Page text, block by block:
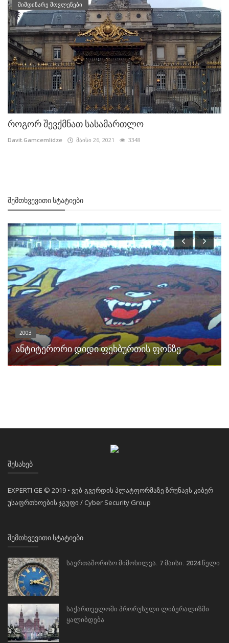
მიმდინარე მოვლენები
როგორ შევქმნათ სასამართლო
Davit.Gamcemlidze მაისი 26, 2021 3348
ᲨᲔᲛᲗᲮᲕᲔᲕᲘᲗᲘ ᲡᲢᲐᲢᲘᲔᲑᲘ
2003
ანტიტერორი დიდი ფეხბურთის ფონზე
ᲨᲔᲡᲐᲮᲔᲑ
EXPERTI.GE © 2019 • ვებ-გვერდის პლატფორმაზე ზრუნავს კიბერ
უსაფრთხოების ჯგუფი / Cyber Security Group
ᲨᲔᲛᲗᲮᲕᲔᲕᲘᲗᲘ ᲡᲢᲐᲢᲘᲔᲑᲘ
საერთაშორისო მიმოხილვა. 7 მაისი. 2024 წელი
საქართველოში პრორუსული ლიბერალიზმი
ყალიბდება